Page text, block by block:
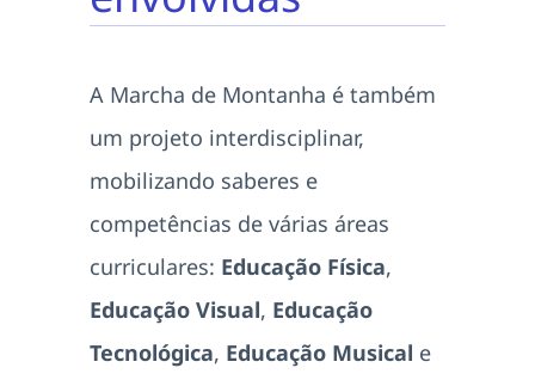
A Marcha de Montanha é também
um projeto interdisciplinar,
mobilizando saberes e
competências de várias áreas
curriculares: Educação Física,
Educação Visual, Educação
Tecnológica, Educação Musical e